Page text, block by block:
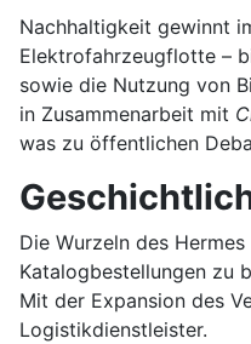
Nachhaltigkeit gewinnt
Elektrofahrzeugflotte –
sowie die Nutzung von
in Zusammenarbeit mit
was zu öffentlichen
Die Wurzeln des
Katalogbestellungen zu
Mit der Expansion des
Logistikdienstleister.